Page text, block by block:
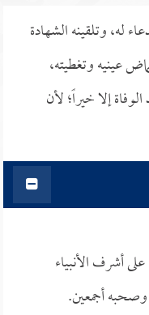
له، وتلقينه الشهادة
عينيه وتغطيته،
إلا خيراً؛ لأن
أشرف الأنبياء
وصحبه أجمعين.